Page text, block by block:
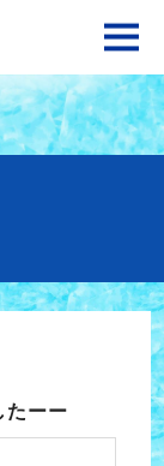
ーー